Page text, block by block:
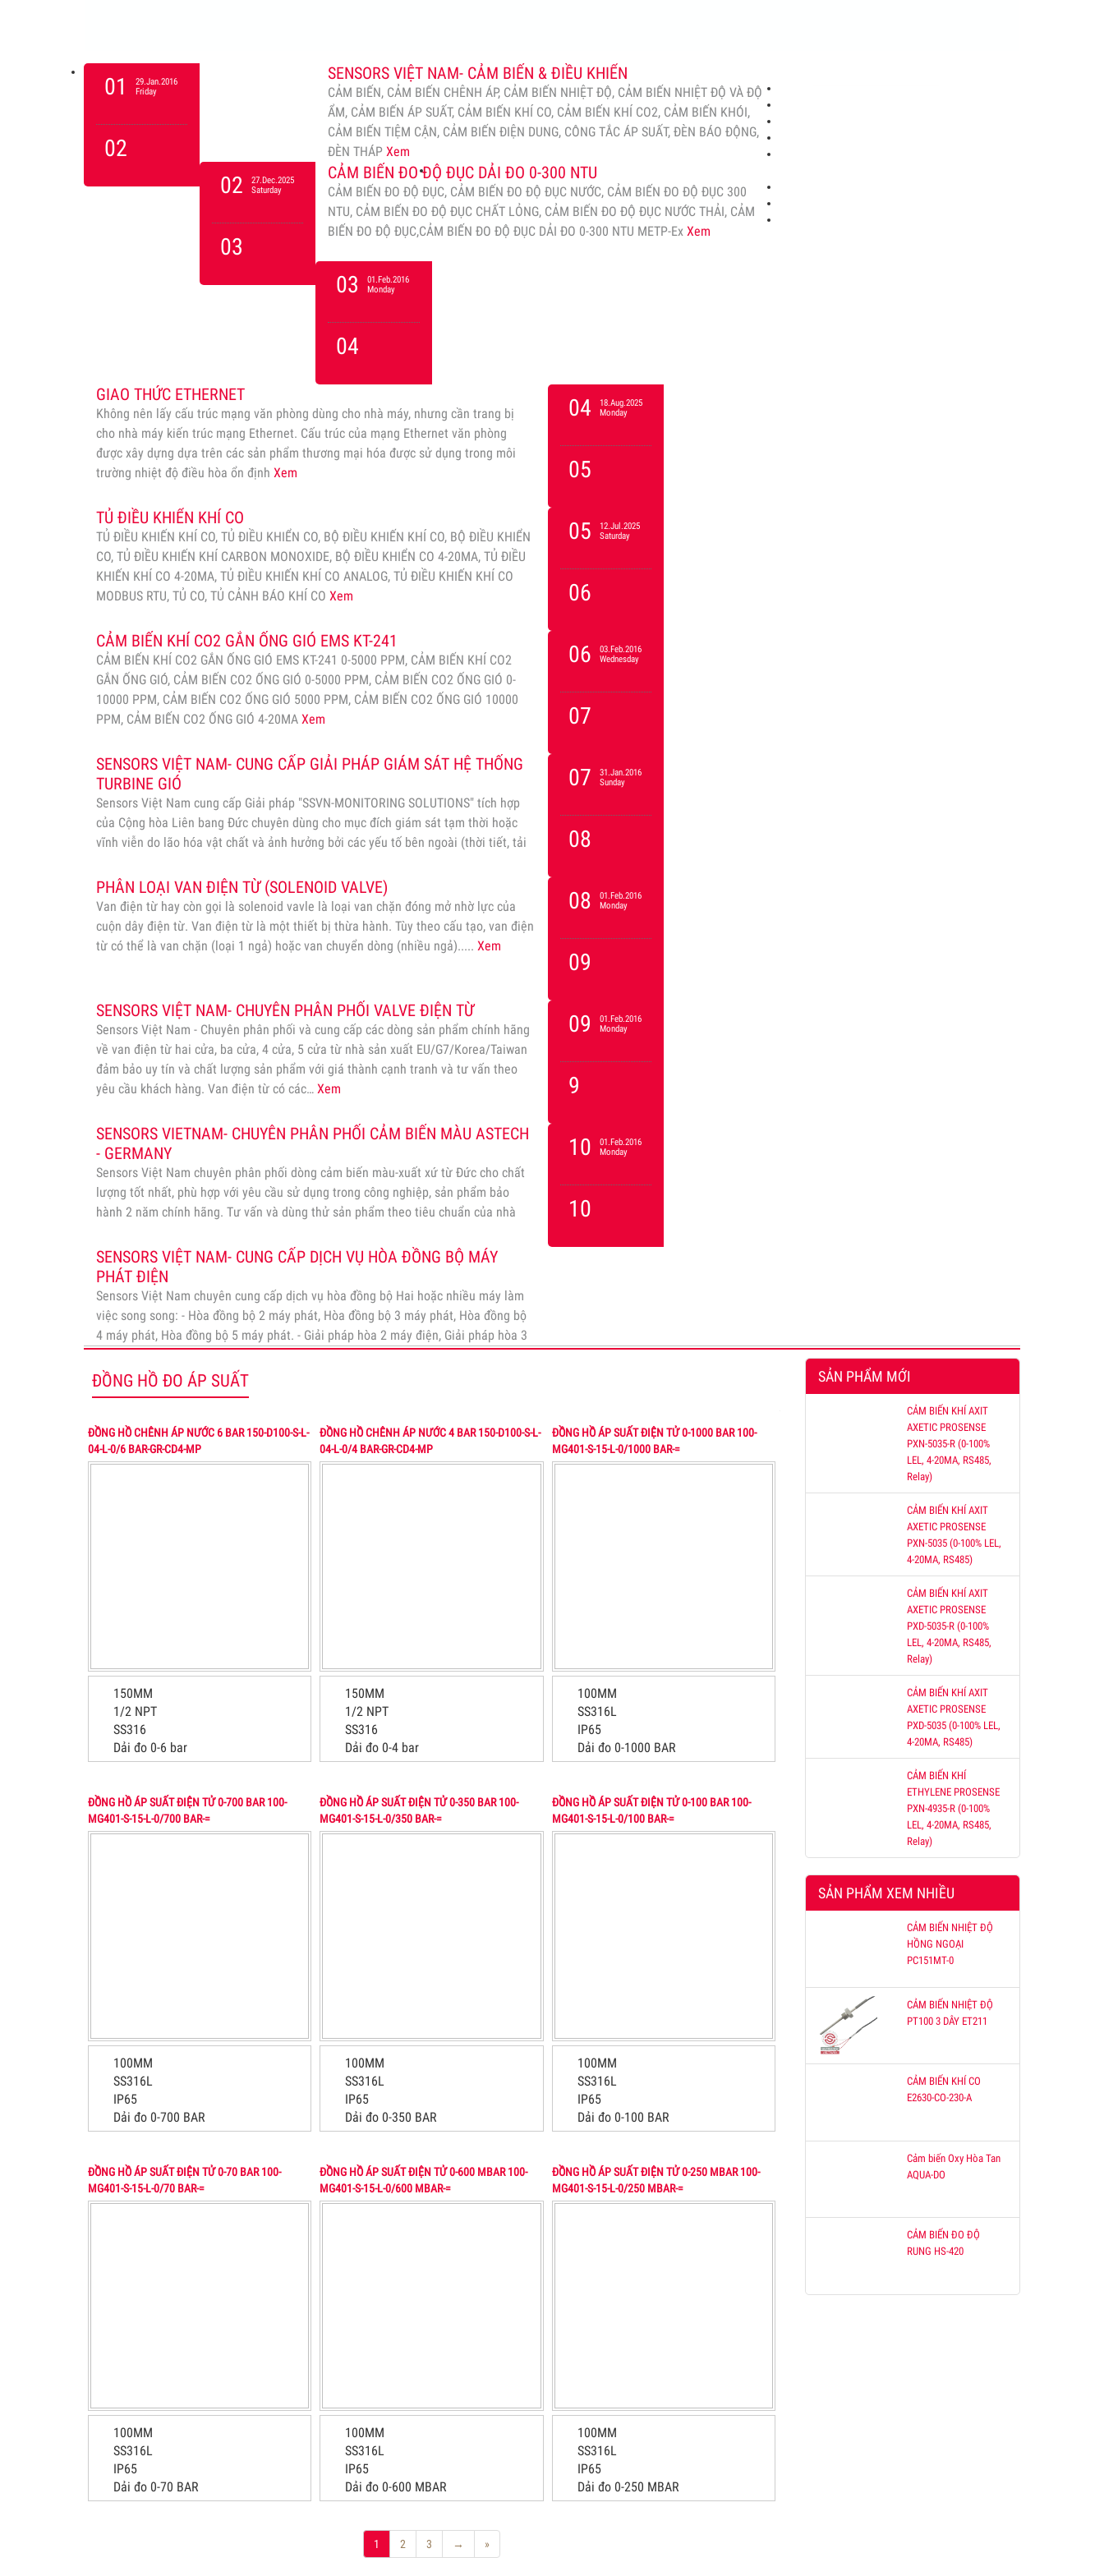
01
29.Jan.2016
Friday
02
SENSORS VIỆT NAM- CẢM BIẾN & ĐIỀU KHIỂN
CẢM BIẾN, CẢM BIẾN CHÊNH ÁP, CẢM BIẾN NHIỆT ĐỘ, CẢM BIẾN NHIỆT ĐỘ VÀ ĐỘ
ẨM, CẢM BIẾN ÁP SUẤT, CẢM BIẾN KHÍ CO, CẢM BIẾN KHÍ CO2, CẢM BIẾN KHÓI,
CẢM BIẾN TIỆM CẬN, CẢM BIẾN ĐIỆN DUNG, CÔNG TẮC ÁP SUẤT, ĐÈN BÁO ĐỘNG,
ĐÈN THÁPXem
02
27.Dec.2025
Saturday
03
CẢM BIẾN ĐO ĐỘ ĐỤC DẢI ĐO 0-300 NTU
CẢM BIẾN ĐO ĐỘ ĐỤC, CẢM BIẾN ĐO ĐỘ ĐỤC NƯỚC, CẢM BIẾN ĐO ĐỘ ĐỤC 300
NTU, CẢM BIẾN ĐO ĐỘ ĐỤC CHẤT LỎNG, CẢM BIẾN ĐO ĐỘ ĐỤC NƯỚC THẢI, CẢM
BIẾN ĐO ĐỘ ĐỤC,CẢM BIẾN ĐO ĐỘ ĐỤC DẢI ĐO 0-300 NTU METP-ExXem
03
01.Feb.2016
Monday
04
GIAO THỨC ETHERNET
Không nên lấy cấu trúc mạng văn phòng dùng cho nhà máy, nhưng cần trang bị
cho nhà máy kiến trúc mạng Ethernet. Cấu trúc của mạng Ethernet văn phòng
được xây dựng dựa trên các sản phẩm thương mại hóa được sử dụng trong môi
trường nhiệt độ điều hòa ổn định Xem
04
18.Aug.2025
Monday
05
TỦ ĐIỀU KHIỂN KHÍ CO
TỦ ĐIỀU KHIẾN KHÍ CO, TỦ ĐIỀU KHIỂN CO, BỘ ĐIỀU KHIẾN KHÍ CO, BỘ ĐIỀU KHIỂN
CO, TỦ ĐIỀU KHIẾN KHÍ CARBON MONOXIDE, BỘ ĐIỀU KHIỂN CO 4-20MA, TỦ ĐIỀU
KHIẾN KHÍ CO 4-20MA, TỦ ĐIỀU KHIẾN KHÍ CO ANALOG, TỦ ĐIỀU KHIẾN KHÍ CO
MODBUS RTU, TỦ CO, TỦ CẢNH BÁO KHÍ CO Xem
05
12.Jul.2025
Saturday
06
CẢM BIẾN KHÍ CO2 GẮN ỐNG GIÓ EMS KT-241
CẢM BIẾN KHÍ CO2 GẮN ỐNG GIÓ EMS KT-241 0-5000 PPM, CẢM BIẾN KHÍ CO2
GẮN ỐNG GIÓ, CẢM BIẾN CO2 ỐNG GIÓ 0-5000 PPM, CẢM BIẾN CO2 ỐNG GIÓ 0-
10000 PPM, CẢM BIẾN CO2 ỐNG GIÓ 5000 PPM, CẢM BIẾN CO2 ỐNG GIÓ 10000
PPM, CẢM BIẾN CO2 ỐNG GIÓ 4-20MA Xem
06
03.Feb.2016
Wednesday
07
SENSORS VIỆT NAM- CUNG CẤP GIẢI PHÁP GIÁM SÁT HỆ THỐNG
TURBINE GIÓ
Sensors Việt Nam cung cấp Giải pháp "SSVN-MONITORING SOLUTIONS" tích hợp
của Cộng hòa Liên bang Đức chuyên dùng cho mục đích giám sát tạm thời hoặc
vĩnh viễn do lão hóa vật chất và ảnh hưởng bởi các yếu tố bên ngoài (thời tiết, tải
07
31.Jan.2016
Sunday
08
PHÂN LOẠI VAN ĐIỆN TỪ (SOLENOID VALVE)
Van điện từ hay còn gọi là solenoid vavle là loại van chặn đóng mở nhờ lực của
cuộn dây điện từ. Van điện từ là một thiết bị thừa hành. Tùy theo cấu tạo, van điện
từ có thể là van chặn (loại 1 ngả) hoặc van chuyển dòng (nhiều ngả)..... Xem
08
01.Feb.2016
Monday
09
SENSORS VIỆT NAM- CHUYÊN PHÂN PHỐI VALVE ĐIỆN TỪ
Sensors Việt Nam - Chuyên phân phối và cung cấp các dòng sản phẩm chính hãng
về van điện từ hai cửa, ba cửa, 4 cửa, 5 cửa từ nhà sản xuất EU/G7/Korea/Taiwan
đảm bảo uy tín và chất lượng sản phẩm với giá thành cạnh tranh và tư vấn theo
yêu cầu khách hàng. Van điện từ có các… Xem
09
01.Feb.2016
Monday
9
SENSORS VIETNAM- CHUYÊN PHÂN PHỐI CẢM BIẾN MÀU ASTECH
- GERMANY
Sensors Việt Nam chuyên phân phối dòng cảm biến màu-xuất xứ từ Đức cho chất
lượng tốt nhất, phù hợp với yêu cầu sử dụng trong công nghiệp, sản phẩm bảo
hành 2 năm chính hãng. Tư vấn và dùng thử sản phẩm theo tiêu chuẩn của nhà
10
01.Feb.2016
Monday
10
SENSORS VIỆT NAM- CUNG CẤP DỊCH VỤ HÒA ĐỒNG BỘ MÁY
PHÁT ĐIỆN
Sensors Việt Nam chuyên cung cấp dịch vụ hòa đồng bộ Hai hoặc nhiều máy làm
việc song song: - Hòa đồng bộ 2 máy phát, Hòa đồng bộ 3 máy phát, Hòa đồng bộ
4 máy phát, Hòa đồng bộ 5 máy phát. - Giải pháp hòa 2 máy điện, Giải pháp hòa 3
máy điện, Giải pháp hòa…Xem
ĐỒNG HỒ ĐO ÁP SUẤT
ĐỒNG HỒ CHÊNH ÁP NƯỚC 6 BAR 150-D100-S-L-
04-L-0/6 BAR-GR-CD4-MP
150MM
1/2 NPT
SS316
Dải đo 0-6 bar
ĐỒNG HỒ CHÊNH ÁP NƯỚC 4 BAR 150-D100-S-L-
04-L-0/4 BAR-GR-CD4-MP
150MM
1/2 NPT
SS316
Dải đo 0-4 bar
ĐỒNG HỒ ÁP SUẤT ĐIỆN TỬ 0-1000 BAR 100-
MG401-S-15-L-0/1000 BAR-=
100MM
SS316L
IP65
Dải đo 0-1000 BAR
ĐỒNG HỒ ÁP SUẤT ĐIỆN TỬ 0-700 BAR 100-
MG401-S-15-L-0/700 BAR-=
100MM
SS316L
IP65
Dải đo 0-700 BAR
ĐỒNG HỒ ÁP SUẤT ĐIỆN TỬ 0-350 BAR 100-
MG401-S-15-L-0/350 BAR-=
100MM
SS316L
IP65
Dải đo 0-350 BAR
ĐỒNG HỒ ÁP SUẤT ĐIỆN TỬ 0-100 BAR 100-
MG401-S-15-L-0/100 BAR-=
100MM
SS316L
IP65
Dải đo 0-100 BAR
ĐỒNG HỒ ÁP SUẤT ĐIỆN TỬ 0-70 BAR 100-
MG401-S-15-L-0/70 BAR-=
100MM
SS316L
IP65
Dải đo 0-70 BAR
ĐỒNG HỒ ÁP SUẤT ĐIỆN TỬ 0-600 MBAR 100-
MG401-S-15-L-0/600 MBAR-=
100MM
SS316L
IP65
Dải đo 0-600 MBAR
ĐỒNG HỒ ÁP SUẤT ĐIỆN TỬ 0-250 MBAR 100-
MG401-S-15-L-0/250 MBAR-=
100MM
SS316L
IP65
Dải đo 0-250 MBAR
1 2 3 → »
SẢN PHẨM MỚI
CẢM BIẾN KHÍ AXIT
AXETIC PROSENSE
PXN-5035-R (0-100%
LEL, 4-20MA, RS485,
Relay)
CẢM BIẾN KHÍ AXIT
AXETIC PROSENSE
PXN-5035 (0-100% LEL,
4-20MA, RS485)
CẢM BIẾN KHÍ AXIT
AXETIC PROSENSE
PXD-5035-R (0-100%
LEL, 4-20MA, RS485,
Relay)
CẢM BIẾN KHÍ AXIT
AXETIC PROSENSE
PXD-5035 (0-100% LEL,
4-20MA, RS485)
CẢM BIẾN KHÍ
ETHYLENE PROSENSE
PXN-4935-R (0-100%
LEL, 4-20MA, RS485,
Relay)
SẢN PHẨM XEM NHIỀU
CẢM BIẾN NHIỆT ĐỘ
HỒNG NGOẠI
PC151MT-0
CẢM BIẾN NHIỆT ĐỘ
PT100 3 DÂY ET211
CẢM BIẾN KHÍ CO
E2630-CO-230-A
Cảm biến Oxy Hòa Tan
AQUA-DO
CẢM BIẾN ĐO ĐỘ
RUNG HS-420